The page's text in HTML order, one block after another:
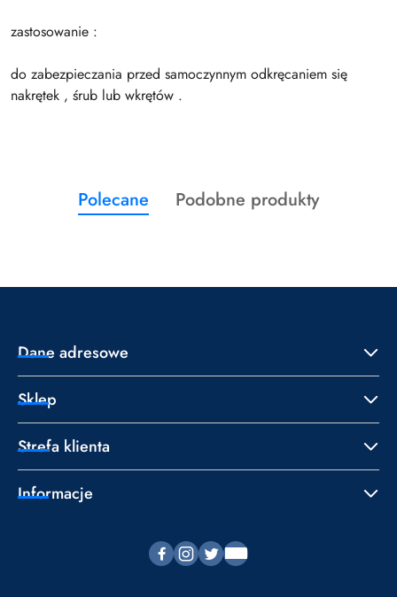
zastosowanie :
do zabezpieczania przed samoczynnym odkręcaniem się
nakrętek , śrub lub wkrętów .
Pomiń karuzelę produktów
Produkty
o
Polecane
Produkty
Podobne produkty
Dane adresowe
Sklep
Strefa klienta
Informacje